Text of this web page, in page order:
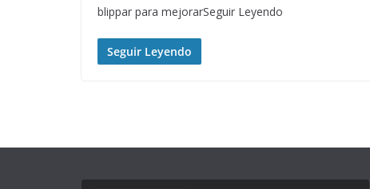
blippar para mejorarSeguir Leyendo
Seguir Leyendo